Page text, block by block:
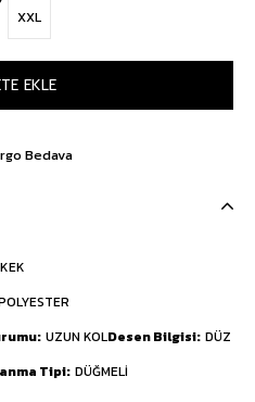
XXL
Bedava
UZUN KOLDesen Bilgisi DÜZ
Tipi DÜĞMELİ